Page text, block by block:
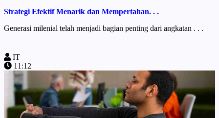
Strategi Efektif Menarik dan Mempertahan. . .
Generasi milenial telah menjadi bagian penting dari angkatan . . .
IT
11:12